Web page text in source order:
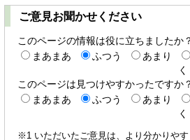
ご意見お聞かせください
このページの情報は役に立ちましたか
まあまあ
ふつう あまり
く
このページは見つけやすかったですか
まあまあ
ふつう あまり
く
※1 いただいたご意見は、より分かりや